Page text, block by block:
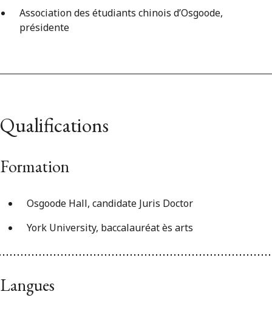
Association des étudiants chinois d’Osgoode,
présidente
Qualifications
Formation
Osgoode Hall, candidate Juris Doctor
York University, baccalauréat ès arts
Langues